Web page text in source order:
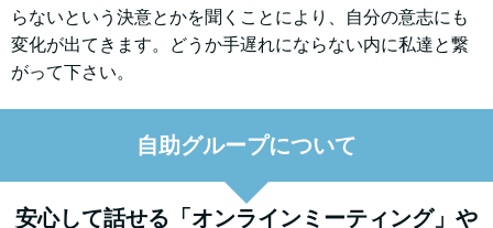
らないという決意とかを聞くことにより、自分の意志にも
変化が出てきます。どうか手遅れにならない内に私達と繋
がって下さい。
自助グループについて
安心して話せる「オンラインミーティング」や